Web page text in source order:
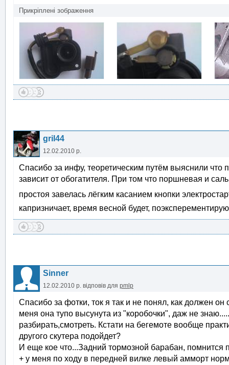
Прикріплені зображення
gril44
12.02.2010 р.
Спасибо за инфу, теоретическим путём выяснили что
зависит от обогатителя. При том что поршневая и
простоя завелась лёгким касанием кнопки
капризничает, время весной будет,
Sinner
12.02.2010 р. відповів для pmlp
Спасибо за фотки, ток я так и не понял, как должен
меня она тупо высунута из "коробочки", даж не
разбирать,смотреть. Кстати на бегемоте вообще
другого скутера подойдет?
И еще кое что...Задний тормозной барабан, помнится
+ у меня по ходу в передней вилке левый амморт